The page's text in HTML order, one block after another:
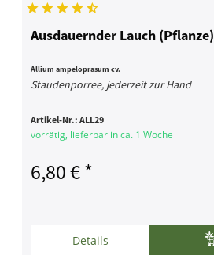
Ausdauernder Lauch (Pflanze)
Allium ampeloprasum cv.
Staudenporree, jederzeit zur Hand
Artikel-Nr.:ALL29
vorrätig, lieferbar in ca. 1 Woche
6,80 € *
Details